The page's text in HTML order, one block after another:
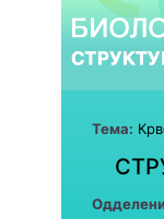
Тема: